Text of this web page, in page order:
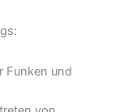
Funken und